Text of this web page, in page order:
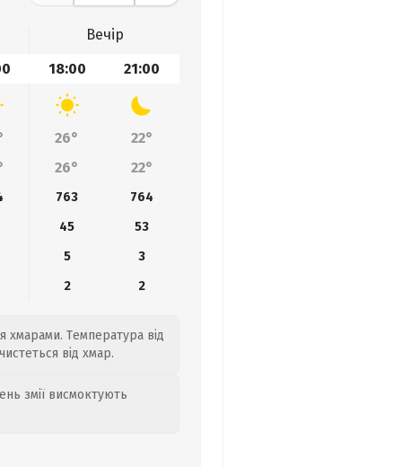
Вечір
18:00 21:00
26°
22°
26° 22°
763
764
45
53
5
3
2
2
хмарами. Температура від
від хмар.
змії висмоктують